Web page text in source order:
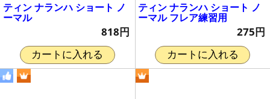
ティン ナランハ ショート ノ
ーマル
818円
カートに入れる
ティン ナランハ ショート ノ
ーマル フレア練習用
275円
カートに入れる